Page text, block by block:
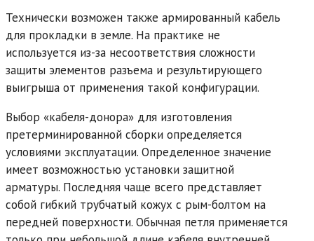
Технически возможен также армированный кабель
для прокладки в земле. На практике не
используется из-за несоответствия сложности
защиты элементов разъема и результирующего
выигрыша от применения такой конфигурации.
Выбор «кабеля-донора» для изготовления
претерминированной сборки определяется
условиями эксплуатации. Определенное значение
имеет возможностью установки защитной
арматуры. Последняя чаще всего представляет
собой гибкий трубчатый кожух с рым-болтом на
передней поверхности. Обычная петля применяется